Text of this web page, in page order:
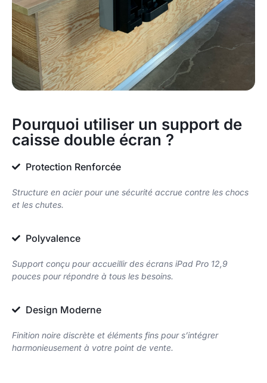
Pourquoi utiliser un support de
caisse double écran ?
Protection Renforcée
Structure en acier pour une sécurité accrue contre les chocs
et les chutes.
Polyvalence
Support conçu pour accueillir des écrans iPad Pro 12,9
pouces pour répondre à tous les besoins.
Design Moderne
Finition noire discrète et éléments fins pour s’intégrer
harmonieusement à votre point de vente.